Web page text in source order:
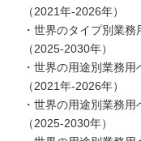
（2021年-2026年）
・世界のタイプ別業
（2025-2030年）
・世界の用途別業務
（2021年-2026年）
・世界の用途別業務
（2025-2030年）